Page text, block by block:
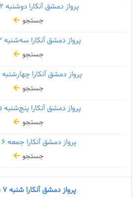
پرواز دمشق آنکارا دوشنبه۲ شهریور
جستجو
پرواز دمشق آنکارا سه‌شنبه
جستجو
پرواز دمشق آنکارا چهارشنبه
جستجو
پرواز دمشق آنکارا پنج‌شنبه۵ شهریور
جستجو
پرواز دمشق آنکارا جمعه
جستجو
پرواز دمشق آنکارا شنبه۷ شهریور